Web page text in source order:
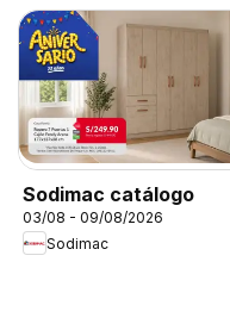
Sodimac catálogo
03/08 - 09/08/2026
Sodimac